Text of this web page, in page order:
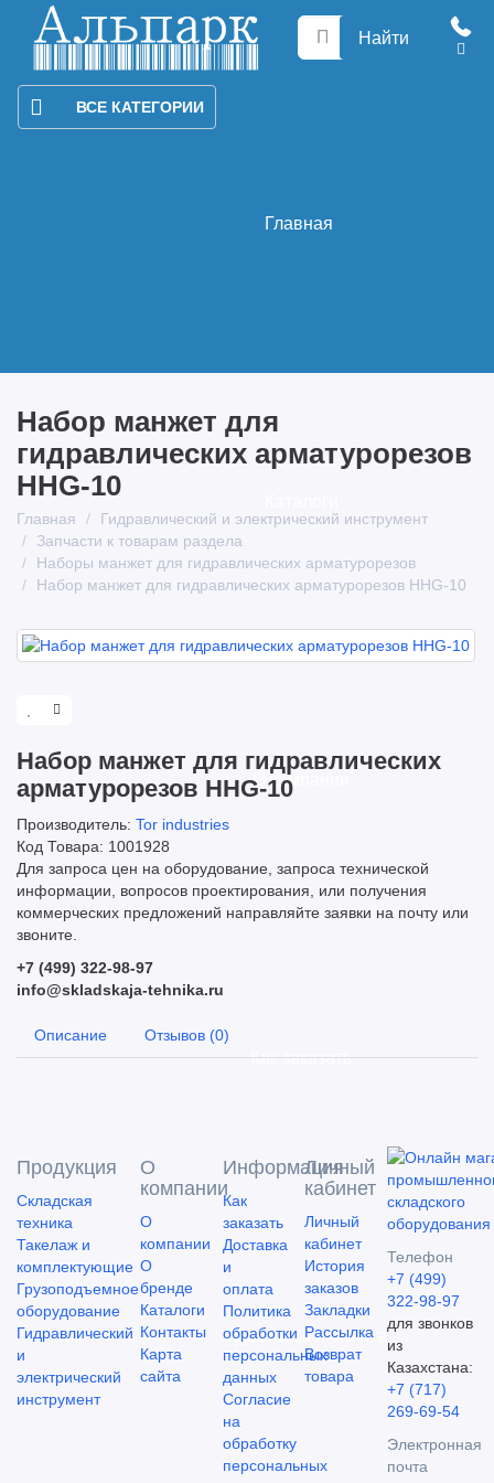
Найти
ВСЕ КАТЕГОРИИ
Главная
О компании
Как заказать
Доставка и оплата
Набор манжет для
гидравлических арматурорезов
HHG-10
Главная
Гидравлический и электрический инструмент
Запчасти к товарам раздела
Наборы манжет для гидравлических арматурорезов
Набор манжет для гидравлических арматурорезов HHG-10
Набор манжет для гидравлических
арматурорезов HHG-10
Производитель: Tor industries
Код Товара: 1001928
Для запроса цен на оборудование, запроса технической
информации, вопросов проектирования, или получения
коммерческих предложений направляйте заявки на почту или
звоните.
+7 (499) 322-98-97
info@skladskaja-tehnika.ru
Описание Отзывов (0)
Продукция
Складская
техника
Такелаж и
комплектующие
Грузоподъемное
оборудование
Гидравлический
и
электрический
инструмент
О
компании
О
компании
О
бренде
Каталоги
Контакты
Карта
сайта
Информация
Как
заказать
Доставка
и
оплата
Политика
обработки
персональных
данных
Согласие
на
обработку
персональных
Личный
кабинет
Личный
кабинет
История
заказов
Закладки
Рассылка
Возврат
товара
Телефон
+7 (499)
322-98-97
для звонков
из
Казахстана:
+7 (717)
269-69-54
Электронная
почта